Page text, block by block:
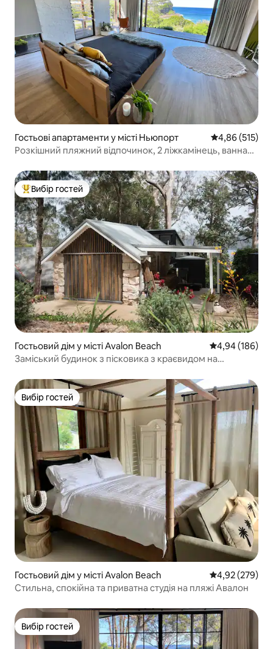
Гостьові апартаменти у місті Ньюпорт Середня
4,86 (515)
Розкішний пляжний відпочинок, 2 ліжкамінець, ванна
Топ вибір гостей
Вибір гостей
Гостьовий дім у місті Avalon Beach Середня
4,94 (186)
Заміський будинок з пісковика з краєвидом на
Вибір гостей
Вибір гостей
Гостьовий дім у місті Avalon Beach Середня
4,92 (279)
Стильна, спокійна та приватна студія на пляжі Авалон
Вибір гостей
Вибір гостей